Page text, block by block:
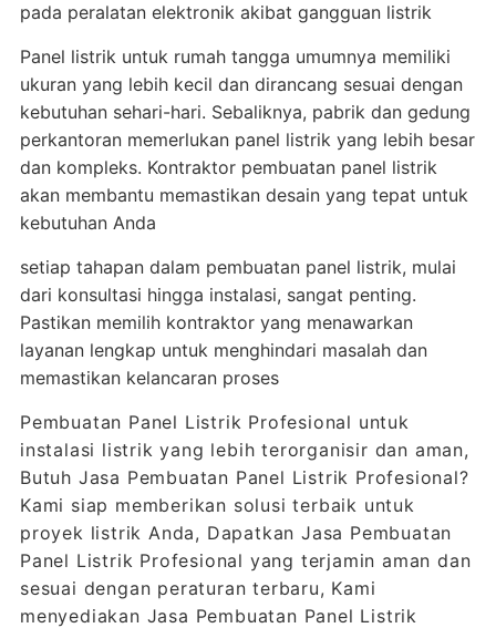
pada peralatan elektronik akibat gangguan listrik
Panel listrik untuk rumah tangga umumnya memiliki
ukuran yang lebih kecil dan dirancang sesuai dengan
kebutuhan sehari-hari. Sebaliknya, pabrik dan gedung
perkantoran memerlukan panel listrik yang lebih besar
dan kompleks. Kontraktor pembuatan panel listrik
akan membantu memastikan desain yang tepat untuk
kebutuhan Anda
setiap tahapan dalam pembuatan panel listrik, mulai
dari konsultasi hingga instalasi, sangat penting.
Pastikan memilih kontraktor yang menawarkan
layanan lengkap untuk menghindari masalah dan
memastikan kelancaran proses
Pembuatan Panel Listrik Profesional untuk
instalasi listrik yang lebih terorganisir dan aman,
Butuh Jasa Pembuatan Panel Listrik Profesional?
Kami siap memberikan solusi terbaik untuk
proyek listrik Anda, Dapatkan Jasa Pembuatan
Panel Listrik Profesional yang terjamin aman dan
sesuai dengan peraturan terbaru, Kami
menyediakan Jasa Pembuatan Panel Listrik